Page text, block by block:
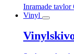
Inramade tavlor
Vinyl